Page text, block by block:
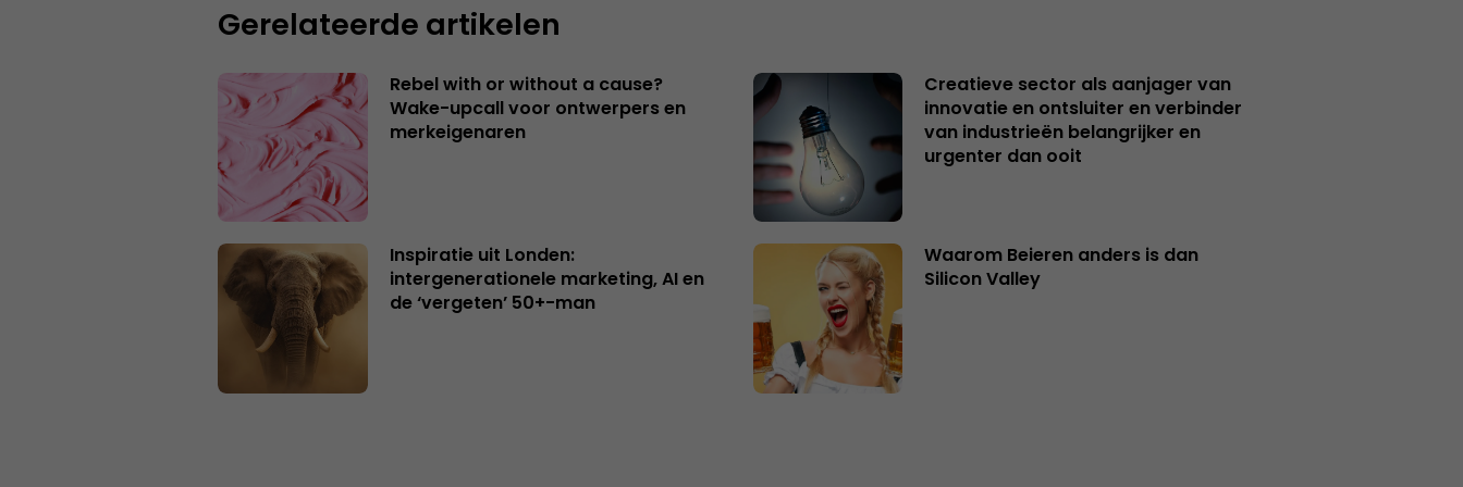
Gerelateerde artikelen
Rebel with or without a cause?
Wake-upcall voor ontwerpers en
merkeigenaren
Creatieve sector als aanjager van
innovatie en ontsluiter en verbinder
van industrieën belangrijker en
urgenter dan ooit
Inspiratie uit Londen:
intergenerationele marketing, AI en
de ‘vergeten’ 50+-man
Waarom Beieren anders is dan
Silicon Valley